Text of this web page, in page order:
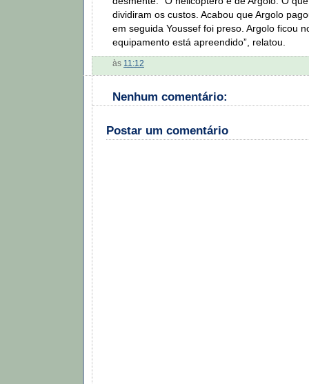
dividiram os custos. Acabou que Argolo
em seguida Youssef foi preso. Argolo ficou
equipamento está apreendido”, relatou.
às 11:12
Nenhum comentário:
Postar um comentário